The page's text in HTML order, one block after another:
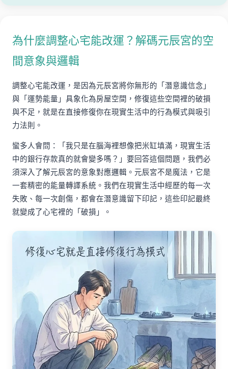
為什麼調整心宅能改運？解碼元辰宮的空
間意象與邏輯
調整心宅能改運，是因為元辰宮將你無形的「潛意識信念」
與「運勢能量」具象化為房屋空間，修復這些空間裡的破損
與不足，就是在直接修復你在現實生活中的行為模式與吸引
力法則。
蠻多人會問：「我只是在腦海裡想像把米缸填滿，現實生活
中的銀行存款真的就會變多嗎？」要回答這個問題，我們必
須深入了解元辰宮的意象對應邏輯。元辰宮不是魔法，它是
一套精密的能量轉譯系統。我們在現實生活中經歷的每一次
失敗、每一次創傷，都會在潛意識留下印記，這些印記最終
就變成了心宅裡的「破損」。